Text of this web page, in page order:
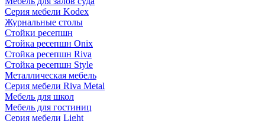
Серия мебели Kodex
Журнальные столы
Стойки ресепшн
Стойка ресепшн Onix
Стойка ресепшн Riva
Стойка ресепшн Style
Металлическая мебель
Серия мебели Riva Metal
Мебель для школ
Мебель для гостиниц
Серия мебели Light